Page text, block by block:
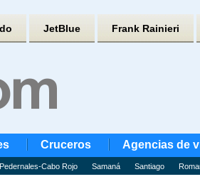
JetBlue Frank Rainieri
Cruceros Agencias de
Pedernales-Cabo Rojo Samaná Santiago